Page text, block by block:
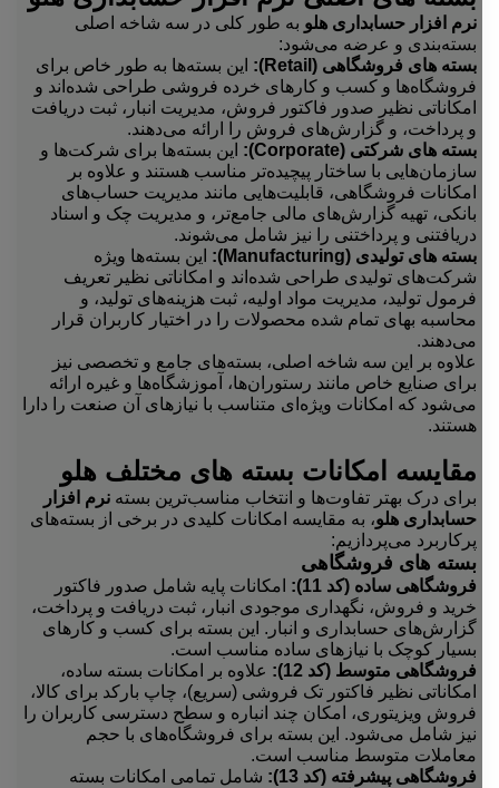
نرم افزار حسابداری هلو به طور کلی در سه شاخه اصلی
بسته‌بندی و عرضه می‌شود:
بسته های فروشگاهی (Retail):
این بسته‌ها به طور خاص برای
فروشگاه‌ها و کسب و کارهای خرده فروشی طراحی شده‌اند و
امکاناتی نظیر صدور فاکتور فروش، مدیریت انبار، ثبت دریافت
و پرداخت، و گزارش‌های فروش را ارائه می‌دهند.
بسته های شرکتی (Corporate):
این بسته‌ها برای شرکت‌ها و
سازمان‌هایی با ساختار پیچیده‌تر مناسب هستند و علاوه بر
امکانات فروشگاهی، قابلیت‌هایی مانند مدیریت حساب‌های
بانکی، تهیه گزارش‌های مالی جامع‌تر، و مدیریت چک و اسناد
دریافتنی و پرداختنی را نیز شامل می‌شوند.
بسته های تولیدی (Manufacturing):
این بسته‌ها ویژه
شرکت‌های تولیدی طراحی شده‌اند و امکاناتی نظیر تعریف
فرمول تولید، مدیریت مواد اولیه، ثبت هزینه‌های تولید، و
محاسبه بهای تمام شده محصولات را در اختیار کاربران قرار
می‌دهند.
علاوه بر این سه شاخه اصلی، بسته‌های جامع و تخصصی نیز
برای صنایع خاص مانند رستوران‌ها، آموزشگاه‌ها و غیره ارائه
می‌شود که امکانات ویژه‌ای متناسب با نیازهای آن صنعت را دارا
هستند.
مقایسه امکانات بسته های مختلف هلو
برای درک بهتر تفاوت‌ها و انتخاب مناسب‌ترین بسته نرم افزار
حسابداری هلو، به مقایسه امکانات کلیدی در برخی از بسته‌های
پرکاربرد می‌پردازیم:
بسته های فروشگاهی
فروشگاهی ساده (کد 11):
امکانات پایه شامل صدور فاکتور
خرید و فروش، نگهداری موجودی انبار، ثبت دریافت و پرداخت،
گزارش‌های حسابداری و انبار. این بسته برای کسب و کارهای
بسیار کوچک با نیازهای ساده مناسب است.
فروشگاهی متوسط (کد 12):
علاوه بر امکانات بسته ساده،
امکاناتی نظیر فاکتور تک فروشی (سریع)، چاپ بارکد برای کالا،
فروش ویزیتوری، امکان چند انباره و سطح دسترسی کاربران را
نیز شامل می‌شود. این بسته برای فروشگاه‌های با حجم
معاملات متوسط مناسب است.
فروشگاهی پیشرفته (کد 13):
شامل تمامی امکانات بسته